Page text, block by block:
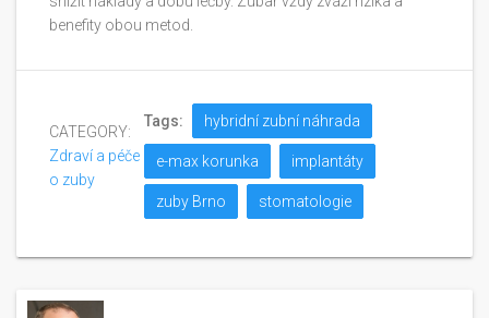
benefity obou metod.
CATEGORY:
Zdraví a péče
o zuby
Tags: hybridní zubní náhrada
e-max korunka implantáty
zuby Brno stomatologie